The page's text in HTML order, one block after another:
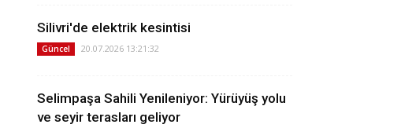
Silivri'de elektrik kesintisi
Güncel 20.07.2026 13:21:32
Selimpaşa Sahili Yenileniyor: Yürüyüş yolu
ve seyir terasları geliyor